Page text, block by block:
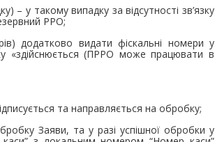
– у такому випадку за відсутності зв’язку
РРО;
додатково видати фіскальні номери у
«здійснюється (ПРРО може працювати в
та направляється на обробку;
Заяви, та у разі успішної обробки у